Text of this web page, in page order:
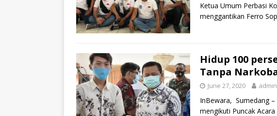
Ketua Umum Perbasi
menggantikan Ferro
Hidup 100
Tanpa
June 27, 2020 admin
InBewara, Sumedang
mengikuti Puncak